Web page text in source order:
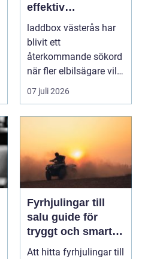
effektiv
hemmaladdning
laddbox västerås har
blivit ett
återkommande sökord
när fler elbilsägare vill
ladda hemma på ett
säk...
07 juli 2026
Fyrhjulingar till
salu guide för
tryggt och smart
köp
Att hitta fyrhjulingar till